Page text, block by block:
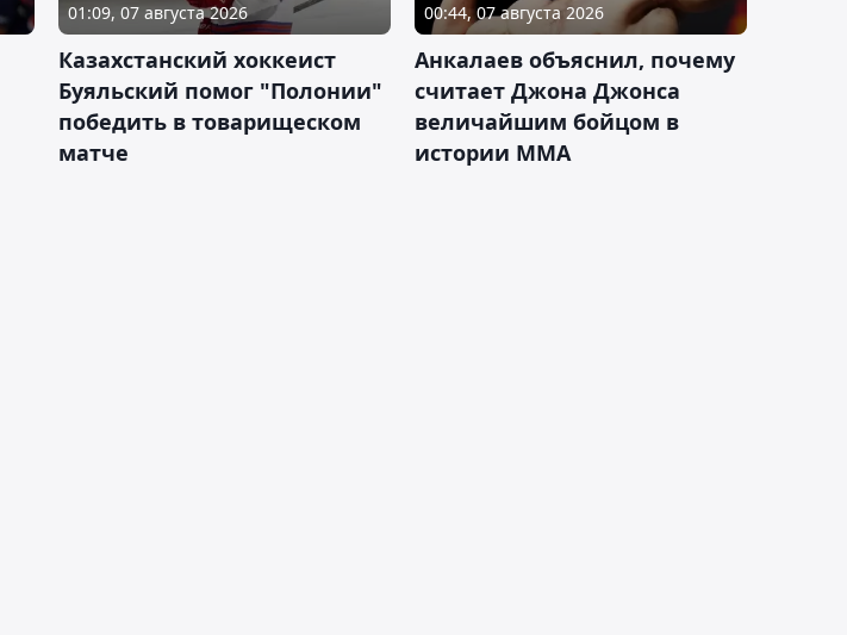
01:09, 07 августа 2026
Казахстанский хоккеист
Буяльский помог "Полонии"
победить в товарищеском
матче
00:44, 07 августа 2026
Анкалаев объяснил, почему
считает Джона Джонса
величайшим бойцом в
истории ММА